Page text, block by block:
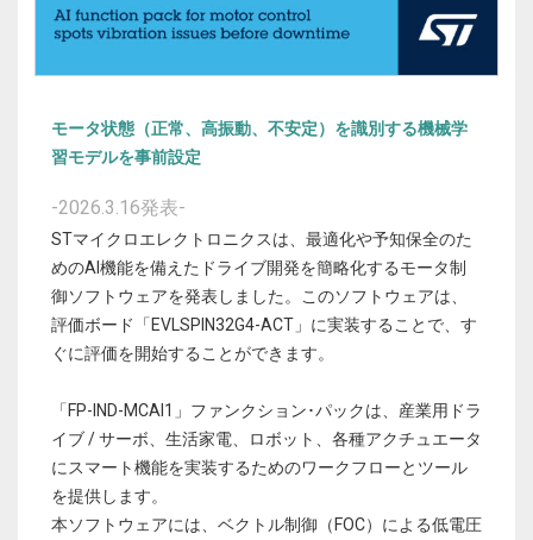
モータ状態（正常、高振動、不安定）を識別する機械学
習モデルを事前設定
-2026.3.16発表-
STマイクロエレクトロニクスは、最適化や予知保全のた
めのAI機能を備えたドライブ開発を簡略化するモータ制
御ソフトウェアを発表しました。このソフトウェアは、
評価ボード「EVLSPIN32G4-ACT」に実装することで、す
ぐに評価を開始することができます。
「FP-IND-MCAI1」ファンクション･パックは、産業用ドラ
イブ / サーボ、生活家電、ロボット、各種アクチュエータ
にスマート機能を実装するためのワークフローとツール
を提供します。
本ソフトウェアには、ベクトル制御（FOC）による低電圧